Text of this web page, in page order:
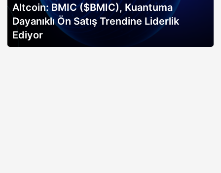
Altcoin: BMIC ($BMIC), Kuantuma
Dayanıklı Ön Satış Trendine Liderlik
Ediyor